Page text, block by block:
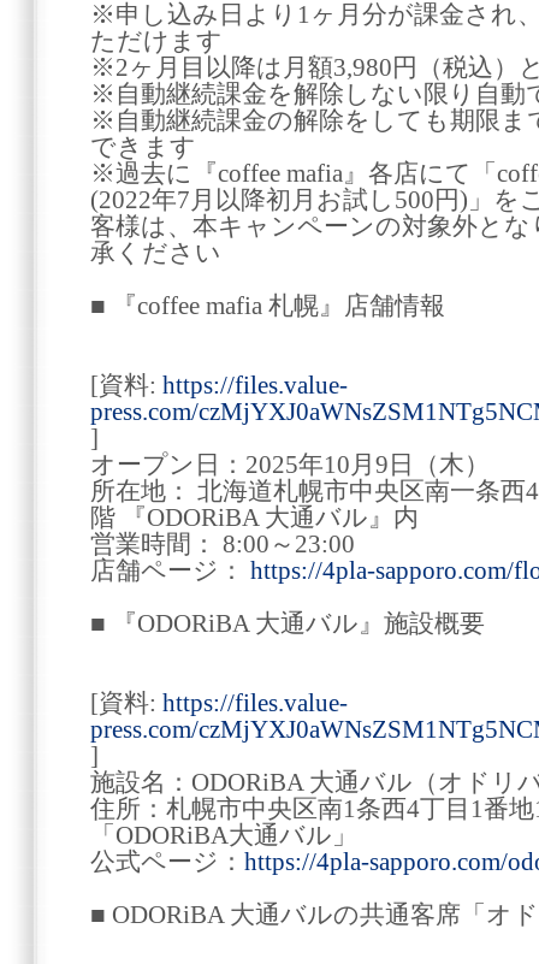
※申し込み日より1ヶ月分が課金され
ただけます
※2ヶ月目以降は月額3,980円（税込）
※自動継続課金を解除しない限り自動
※自動継続課金の解除をしても期限ま
できます
※過去に『coffee mafia』各店にて「
(2022年7月以降初月お試し500円)」
客様は、本キャンペーンの対象外と
承ください
■ 『coffee mafia 札幌』店舗情報
[資料: https://files.value-
press.com/
]
オープン日：2025年10月9日（木）
所在地： 北海道札幌市中央区南一条
階 『ODORiBA 大通バル』内
営業時間： 8:00～23:00
店舗ページ： https://4pla-sapporo.com/
■ 『ODORiBA 大通バル』施設概要
[資料: https://files.value-
press.com/
]
施設名：ODORiBA 大通バル（オドリ
住所：札幌市中央区南1条西4丁目1番
「ODORiBA大通バル」
公式ページ： https://4pla-sapporo.com/
■ ODORiBA 大通バルの共通客席「オ